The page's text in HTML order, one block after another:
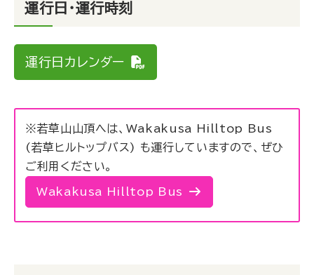
運行日・運行時刻
運行日カレンダー
※若草山山頂へは、Wakakusa Hilltop Bus
(若草ヒルトップバス) も運行していますので、ぜひ
ご利用ください。
Wakakusa Hilltop Bus